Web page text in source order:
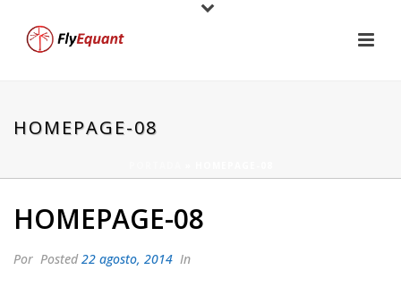
HOMEPAGE-08
HOMEPAGE-08
Por Posted22 agosto, 2014 In